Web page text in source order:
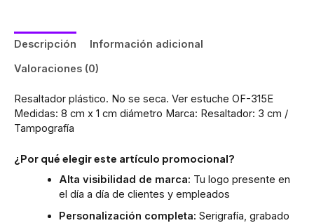
Descripción
Información adicional
Valoraciones (0)
Resaltador plástico. No se seca. Ver estuche OF-315E
Medidas: 8 cm x 1 cm diámetro Marca: Resaltador: 3 cm /
Tampografía
¿Por qué elegir este artículo promocional?
Alta visibilidad de marca: Tu logo presente en
el día a día de clientes y empleados
Personalización completa: Serigrafía, grabado